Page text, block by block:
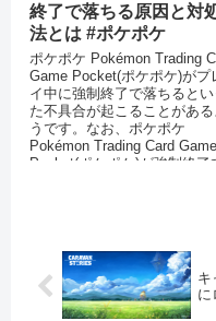
終了で落ちる原因と対
法とは #ポケポケ
ポケポケ Pokémon Trading
Game Pocket(ポケポケ)がプ
イ中に強制終了で落ちるとい
た不具合が起こることがある
うです。なお、ポケポケ
Pokémon Trading Card Game
Pocket(ポケポケ)が強制終了
キ
に